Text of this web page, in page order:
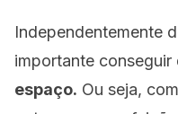
Independentemente
importante conseguir
espaço. Ou seja,